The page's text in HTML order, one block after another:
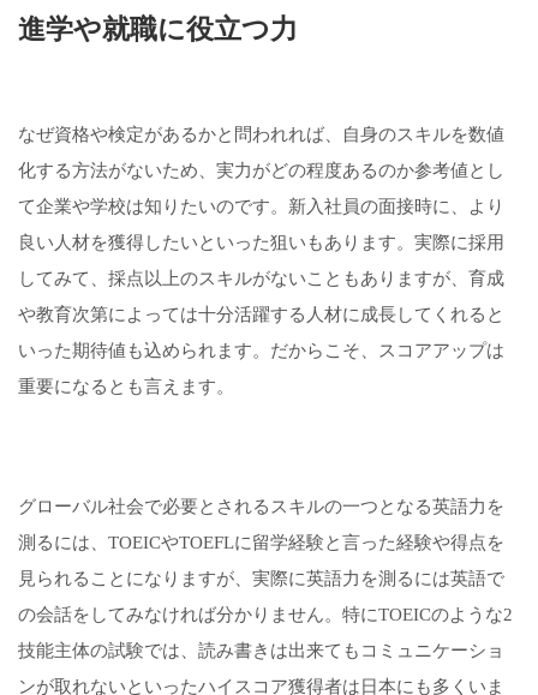
進学や就職に役立つ力
なぜ資格や検定があるかと問われれば、自身のスキルを数値
化する方法がないため、実力がどの程度あるのか参考値とし
て企業や学校は知りたいのです。新入社員の面接時に、より
良い人材を獲得したいといった狙いもあります。実際に採用
してみて、採点以上のスキルがないこともありますが、育成
や教育次第によっては十分活躍する人材に成長してくれると
いった期待値も込められます。だからこそ、スコアアップは
重要になるとも言えます。
グローバル社会で必要とされるスキルの一つとなる英語力を
測るには、TOEICやTOEFLに留学経験と言った経験や得点を
見られることになりますが、実際に英語力を測るには英語で
の会話をしてみなければ分かりません。特にTOEICのような2
技能主体の試験では、読み書きは出来てもコミュニケーショ
ンが取れないといったハイスコア獲得者は日本にも多くいま